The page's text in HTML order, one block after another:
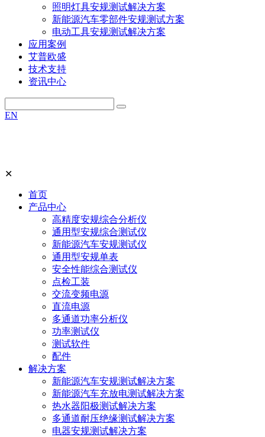
照明灯具安规测试解决方案
新能源汽车零部件安规测试方案
电动工具安规测试解决方案
应用案例
艾普欧盛
技术支持
资讯中心
EN
✕
首页
产品中心
高精度安规综合分析仪
通用型安规综合测试仪
新能源汽车安规测试仪
通用型安规单表
安全性能综合测试仪
点检工装
交流变频电源
直流电源
多通道功率分析仪
功率测试仪
测试软件
配件
解决方案
新能源汽车安规测试解决方案
新能源汽车充放电测试解决方案
热水器阳极测试解决方案
多通道耐压绝缘测试解决方案
电器安规测试解决方案